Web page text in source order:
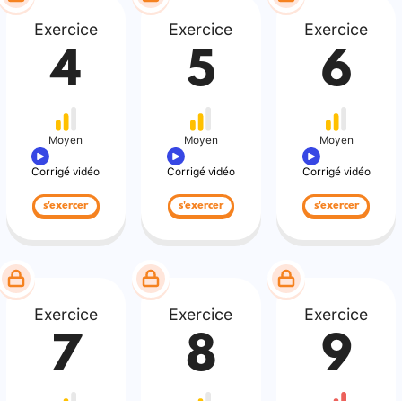
Exercice
4
Moyen
Corrigé vidéo
s'exercer
Exercice
5
Moyen
Corrigé vidéo
s'exercer
Exercice
6
Moyen
Corrigé vidéo
s'exercer
Exercice
7
Exercice
8
Exercice
9